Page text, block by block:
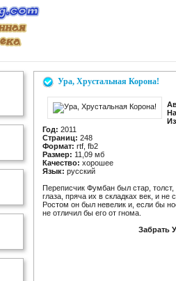
Ура, Хрустальная Корона!
Год: 2011
Страниц: 248
Формат: rtf, fb2
Размер: 11,09 мб
Качество: хорошее
Язык: русский
Переписчик Фумбан был стар,
глаза, пряча их в складках век, и не
Ростом он был невелик и, если бы
не отличил бы его от гнома.
Забрать